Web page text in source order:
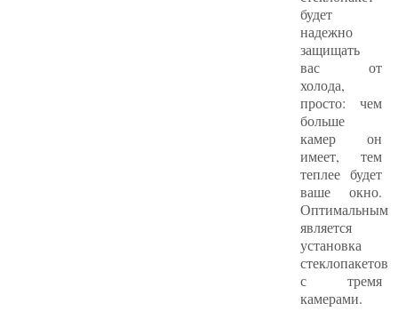
будет
надежно
защищать
вас от
холода,
просто: чем
больше
камер он
имеет, тем
теплее будет
ваше окно.
Оптимальным
является
установка
стеклопакетов
с тремя
камерами.